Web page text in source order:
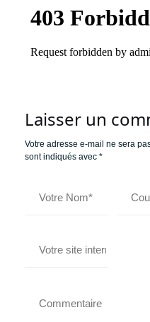
Laisser un
Votre adresse e-mail ne sera
sont indiqués avec *